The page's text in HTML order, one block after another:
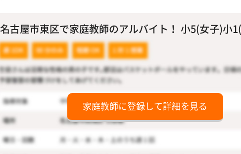
名古屋市東区で家庭教師のアルバイト！ 小5(女子)小
家庭教師に登録して詳細を見る